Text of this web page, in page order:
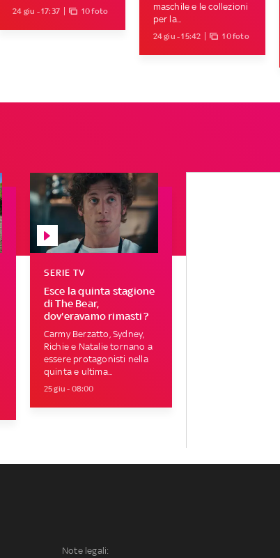
24 giu - 17:37 10 foto
maschile e le collezioni
per la...
24 giu - 15:42 10 foto
Esce la quinta stagione
di The Bear,
dov'eravamo rimasti?
SERIE TV
Carmy Berzatto, Sydney,
Richie e Natalie tornano a
essere protagonisti nella
quinta e ultima...
25 giu - 08:00
Note legali: